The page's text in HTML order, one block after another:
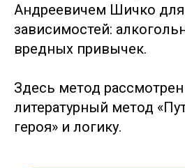
Андреевичем Шичко для
зависимостей:
вредных привычек.
Здесь метод рассмотрен
литературный метод
героя» и логику.